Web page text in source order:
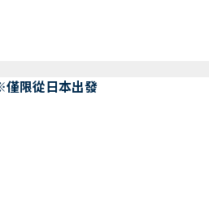
限從日本出發